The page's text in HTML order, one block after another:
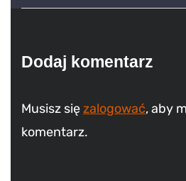
Dodaj komentarz
Musisz sięzalogować, aby
komentarz.